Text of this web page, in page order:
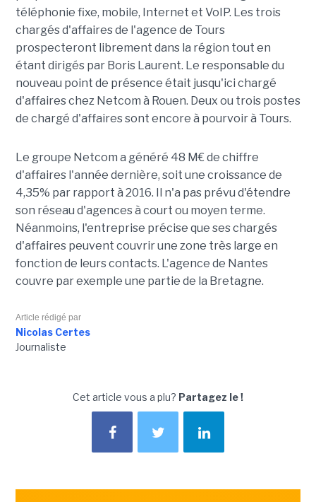
téléphonie fixe, mobile, Internet et VoIP. Les trois
chargés d'affaires de l'agence de Tours
prospecteront librement dans la région tout en
étant dirigés par Boris Laurent. Le responsable du
nouveau point de présence était jusqu'ici chargé
d'affaires chez Netcom à Rouen. Deux ou trois postes
de chargé d'affaires sont encore à pourvoir à Tours.
Le groupe Netcom a généré 48 M€ de chiffre
d'affaires l'année dernière, soit une croissance de
4,35% par rapport à 2016. Il n'a pas prévu d'étendre
son réseau d'agences à court ou moyen terme.
Néanmoins, l'entreprise précise que ses chargés
d'affaires peuvent couvrir une zone très large en
fonction de leurs contacts. L'agence de Nantes
couvre par exemple une partie de la Bretagne.
Article rédigé par
Nicolas Certes
Journaliste
Cet article vous a plu? Partagez le !